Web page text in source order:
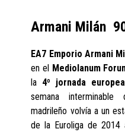
Armani Milán
EA7 Emporio Armani
en el
Mediolanum
la 4º jornada europea
semana
madrileño volvía a un
de la Euroliga de 2014